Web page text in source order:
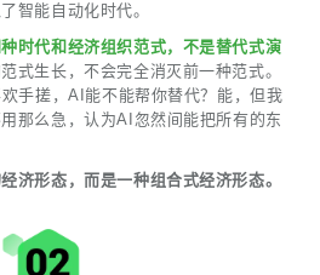
智能自动化时代。
时代和经济组织范式，不是替代式演
式生长，不会完全消灭前一种范式。
手搓，AI能不能帮你替代？能，但我
那么急，认为AI忽然间能把所有的东
济形态，而是一种组合式经济形态。